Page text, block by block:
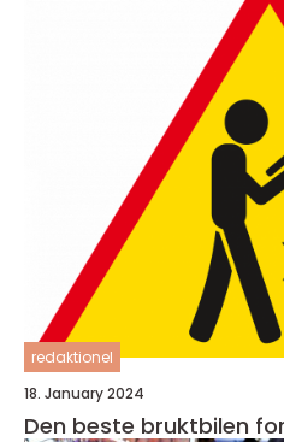
redaktionel
18. January 2024
Den beste bruktbilen